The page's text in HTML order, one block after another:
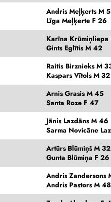
Andris Meļķerts M
Līga Meļķerte F 26
Karīna Krūmiņliepa
Gints Eglītis M 42
Raitis Birznieks M
Kaspars Vītols M 32
Arnis Grasis M 45
Santa Roze F 47
Jānis Lazdāns M 46
Sarma Novicāne
Artūrs Blūmiņš M 32
Gunta Blūmiņa F 26
Andris Zandersons
Andris Pastors M 48